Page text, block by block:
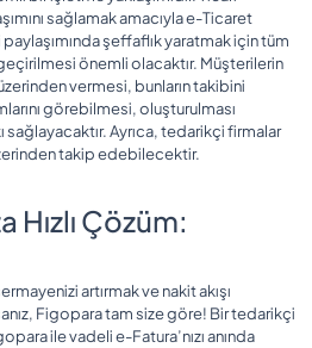
sağlamak amacıyla e-Ticaret
şeffaflık yaratmak için tüm
önemli olacaktır. Müşterilerin
vermesi, bunların takibini
görebilmesi, oluşturulması
sağlayacaktır. Ayrıca, tedarikçi firmalar
takip edebilecektir.
Hızlı Çözüm:
artırmak ve nakit akışı
Figopara tam size göre! Bir tedarikçi
ile vadeli e-Fatura’nızı anında